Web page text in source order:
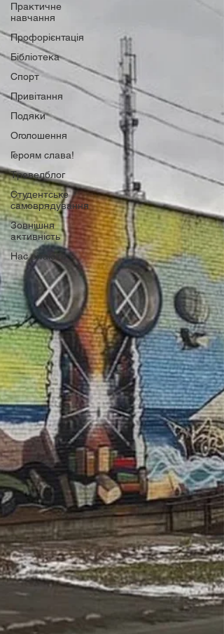
Практичне
навчання
Профорієнтація
Бібліотека
Спорт
Привітання
Подяки
Оголошення
Героям слава!
Тревелблог
Студентське
самоврядування
Зовнішня
активність
Нас вітають